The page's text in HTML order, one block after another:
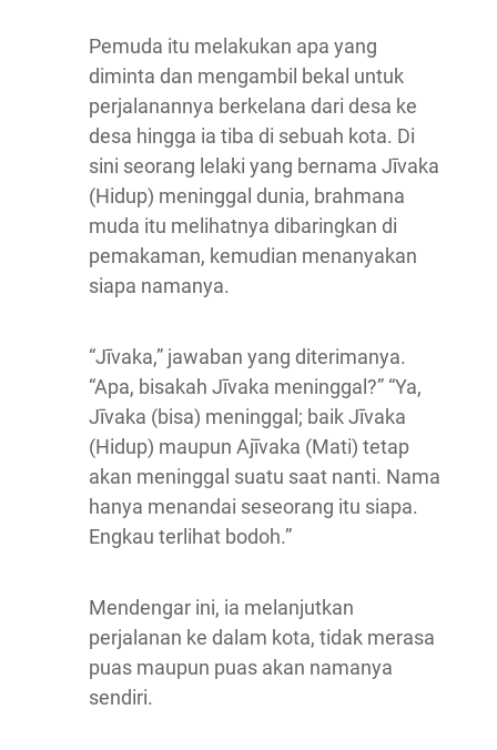
Pemuda itu melakukan apa yang
diminta dan mengambil bekal untuk
perjalanannya berkelana dari desa ke
desa hingga ia tiba di sebuah kota. Di
sini seorang lelaki yang bernama Jīvaka
(Hidup) meninggal dunia, brahmana
muda itu melihatnya dibaringkan di
pemakaman, kemudian menanyakan
siapa namanya.
“Jīvaka,” jawaban yang diterimanya.
“Apa, bisakah Jīvaka meninggal?” “Ya,
Jīvaka (bisa) meninggal; baik Jīvaka
(Hidup) maupun Ajīvaka (Mati) tetap
akan meninggal suatu saat nanti. Nama
hanya menandai seseorang itu siapa.
Engkau terlihat bodoh.”
Mendengar ini, ia melanjutkan
perjalanan ke dalam kota, tidak merasa
puas maupun puas akan namanya
sendiri.